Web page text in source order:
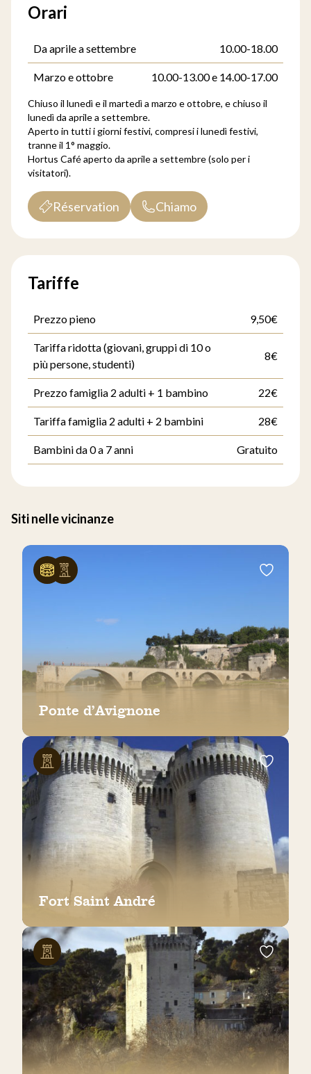
Orari
Da aprile a settembre 10.00-18.00
Marzo e ottobre 10.00-13.00 e 14.00-17.00
Chiuso il lunedì e il martedì a marzo e ottobre, e chiuso il
lunedì da aprile a settembre.
Aperto in tutti i giorni festivi, compresi i lunedì festivi,
tranne il 1° maggio.
Hortus Café aperto da aprile a settembre (solo per i
visitatori).
Réservation Chiamo
Tariffe
Prezzo pieno 9,50€
Tariffa ridotta (giovani, gruppi di 10 o
più persone, studenti)
8€
Prezzo famiglia 2 adulti + 1 bambino 22€
Tariffa famiglia 2 adulti + 2 bambini 28€
Bambini da 0 a 7 anni Gratuito
Siti nelle vicinanze
Ponte d’Avignone
Fort Saint André